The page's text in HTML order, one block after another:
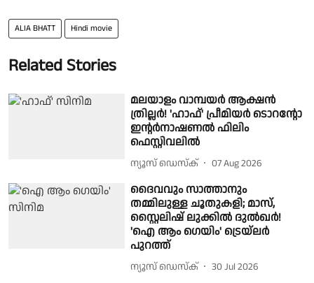
ALIA BHATT Hindi movie
Related Stories
മലയാളം വാമ്പയർ ആക്ഷൻ
ത്രില്ലർ! 'ഹാഫ്' പ്രീമിയർ ടൊറന്റോ
ഇന്റർനാഷണൽ ഫിലിം
ഫെസ്റ്റിവലിൽ
ന്യൂസ് ഡെസ്ക് 07 Aug 2026
ദൈവവും സാത്താനും
തമ്മിലുള്ള ചൂതുകളി; മാസ്,
സ്റ്റൈലിഷ് ലുക്കിൽ ദുൽഖർ!
'ഐ ആം ഗെയിം' ട്രെയ്‌ലർ
പുറത്ത്
ന്യൂസ് ഡെസ്ക് 30 Jul 2026